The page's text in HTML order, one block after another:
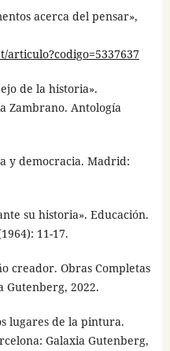
acerca del pensar»,
de la historia».
Zambrano. Antología
y democracia. Madrid:
su historia». Educación.
11-17.
creador. Obras Completas
Gutenberg, 2022.
lugares de la pintura.
Galaxia Gutenberg,